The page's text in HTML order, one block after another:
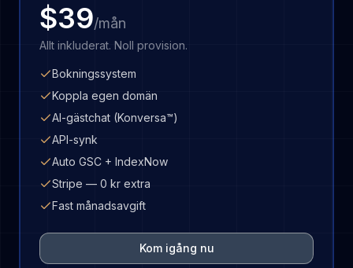
$39/mån
Allt inkluderat. Noll provision.
Bokningssystem
Koppla egen domän
AI-gästchat (Konversa™)
API-synk
Auto GSC + IndexNow
Stripe — 0 kr extra
Fast månadsavgift
Kom igång nu